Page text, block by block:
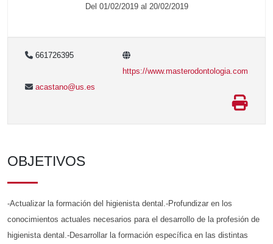
Del 01/02/2019 al 20/02/2019
661726395
https://www.masterodontologia.com
acastano@us.es
OBJETIVOS
-Actualizar la formación del higienista dental.-Profundizar en los
conocimientos actuales necesarios para el desarrollo de la profesión de
higienista dental.-Desarrollar la formación específica en las distintas